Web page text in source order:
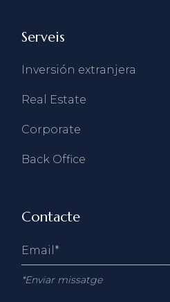
Serveis
Inversión extranjera
Real Estate
Corporate
Back Office
Contacte
*Enviar missatge